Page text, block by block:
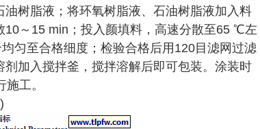
树脂液；将环氧树脂液、石油树脂液加入料
～15 min；投入颜填料，高速分散至65 ℃左
匀至合格细度；检验合格后用120目滤网过滤
加入搅拌釜，搅拌溶解后即可包装。涂装时
工。